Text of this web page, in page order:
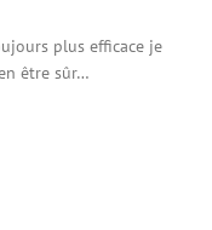
plus efficace je
être sûr…